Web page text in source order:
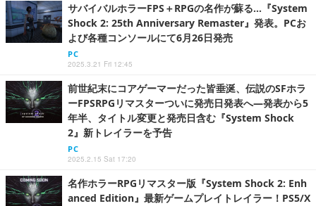
サバイバルホラーFPS＋RPGの名作が蘇る…『System
Shock 2: 25th Anniversary Remaster』発表。PCお
よび各種コンソールにて6月26日発売
PC
2025.3.21 Fri 12:45
前世紀末にコアゲーマーだった皆垂涎、伝説のSFホラ
ーFPSRPGリマスターついに発売日発表へ―発表から5
年半、タイトル変更と発売日含む『System Shock
2』新トレイラーを予告
PC
2025.2.15 Sat 17:20
名作ホラーRPGリマスター版『System Shock 2: Enh
anced Edition』最新ゲームプレイトレイラー！PS5/X